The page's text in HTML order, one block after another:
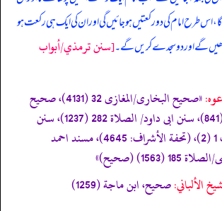
طرح امام کی دو رکعتیں ہو جائیں گی اور ان کی ایک ہی رکعت ہو
گے اور دو سجدے کریں گے۔[سنن ترمذي/أبواب
«صحیح البخاری/المغازی 32 (4131)، صحیح
مسلم/المسافرین 57 (841)، سنن ابی داود/ الصلاة 282 (1237)، سنن
النسائی/ صلاة الخوف 1 (2)، (تحفة الأشراف: 4645)، مسند احمد
الألباني:صحيح، ابن ماجة (1259)